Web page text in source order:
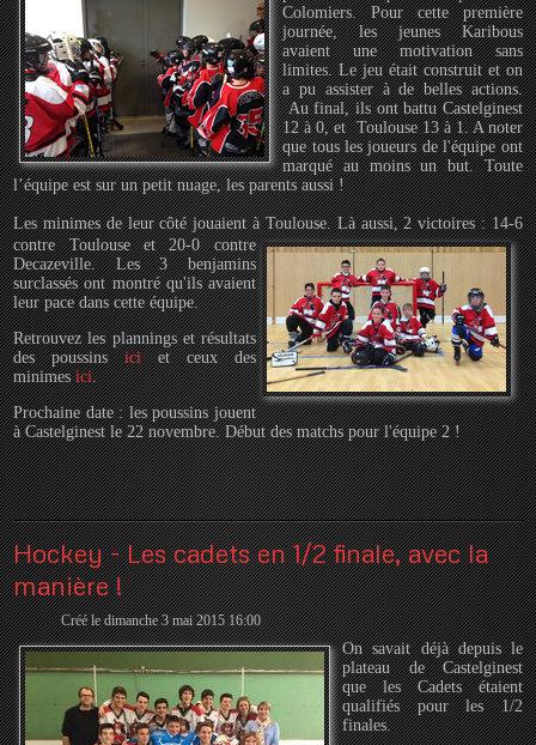
Colomiers. Pour cette première
journée, les jeunes Karibous
avaient une motivation sans
limites. Le jeu était construit et on
a pu assister à de belles actions.
Au final, ils ont battu Castelginest
12 à 0, et Toulouse 13 à 1. A noter
que tous les joueurs de l'équipe ont
marqué au moins un but. Toute
l’équipe est sur un petit nuage, les parents aussi !
Les minimes de leur côté jouaient à Toulouse.Là aussi, 2 victoires : 14-6
contre Toulouse et 20-0 contre
Decazeville. Les 3 benjamins
surclassés ont montré qu'ils avaient
leur pace dans cette équipe.
Retrouvez les plannings et résultats
des poussinsiciet ceux des
minimesici.
Prochaine date : les poussins jouent
à Castelginest le 22 novembre. Début des matchs pour l'équipe 2 !
Hockey - Les cadets en 1/2 finale, avec la
manière !
Créé le dimanche 3 mai 2015 16:00
On savait déjà depuis le
plateau de Castelginest
que les Cadets étaient
qualifiés pour les 1/2
finales.